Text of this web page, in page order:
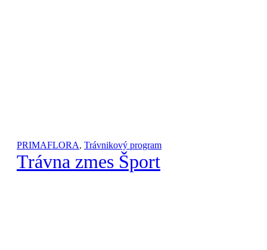
PRIMAFLORA, Trávnikový program
Trávna zmes Šport